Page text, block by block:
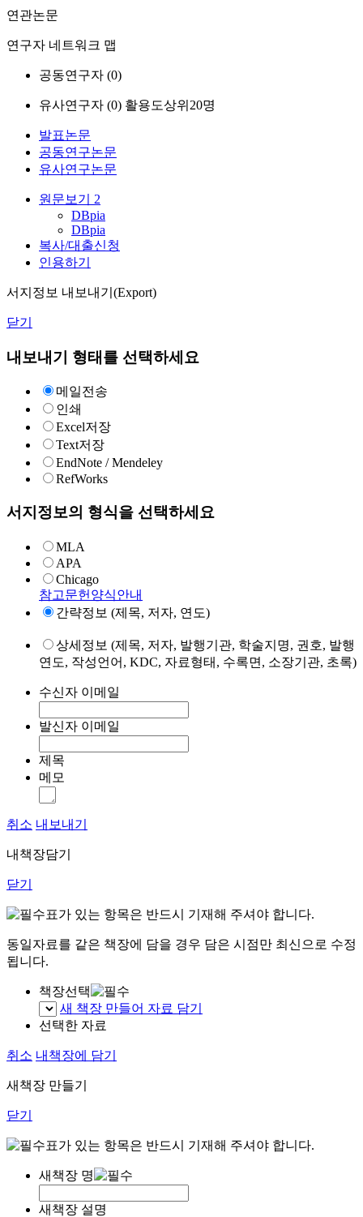
연관논문
연구자 네트워크 맵
공동연구자 (0)
유사연구자 (0) 활용도상위20명
발표논문
공동연구논문
유사연구논문
원문보기 2
DBpia
DBpia
복사/대출신청
인용하기
서지정보 내보내기(Export)
닫기
내보내기 형태를 선택하세요
메일전송
인쇄
Excel저장
Text저장
EndNote / Mendeley
RefWorks
서지정보의 형식을 선택하세요
MLA
APA
Chicago
참고문헌양식안내
간략정보 (제목, 저자, 연도)
상세정보 (제목, 저자, 발행기관, 학술지명, 권호, 발행
연도, 작성언어, KDC, 자료형태, 수록면, 소장기관, 초록)
수신자 이메일
발신자 이메일
제목
메모
취소 내보내기
내책장담기
닫기
표가 있는 항목은 반드시 기재해 주셔야 합니다.
동일자료를 같은 책장에 담을 경우 담은 시점만 최신으로 수정
됩니다.
책장선택
새 책장 만들어 자료 담기
선택한 자료
취소 내책장에 담기
새책장 만들기
닫기
표가 있는 항목은 반드시 기재해 주셔야 합니다.
새책장 명
새책장 설명